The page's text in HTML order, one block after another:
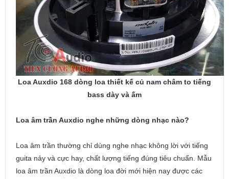
Loa Auxdio 168 dòng loa thiết kế củ nam châm to tiếng
bass dày và ấm
Loa âm trần Auxdio nghe những dòng nhạc nào?
Loa âm trần thường chỉ dùng nghe nhạc không lời với tiếng
guita nảy và cực hay, chất lượng tiếng đúng tiêu chuẩn. Mẫu
loa âm trần Auxdio là dòng loa đời mới hiện nay được các